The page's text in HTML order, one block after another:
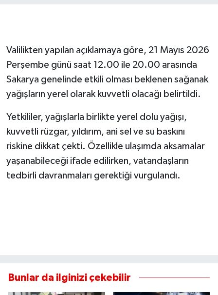
Valilikten yapılan açıklamaya göre, 21 Mayıs 2026
Perşembe günü saat 12.00 ile 20.00 arasında
Sakarya genelinde etkili olması beklenen sağanak
yağışların yerel olarak kuvvetli olacağı belirtildi.
Yetkililer, yağışlarla birlikte yerel dolu yağışı,
kuvvetli rüzgar, yıldırım, ani sel ve su baskını
riskine dikkat çekti. Özellikle ulaşımda aksamalar
yaşanabileceği ifade edilirken, vatandaşların
tedbirli davranmaları gerektiği vurgulandı.
Bunlar da ilginizi çekebilir